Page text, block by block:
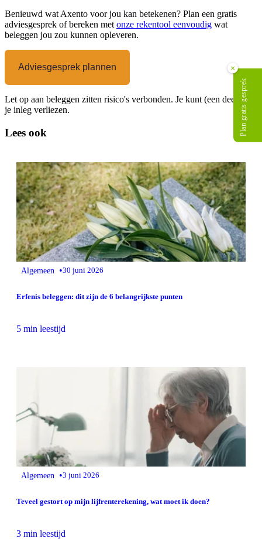
Benieuwd wat Axento voor jou kan betekenen? Plan een gratis
adviesgesprek of bereken met onze rekentool eenvoudig wat
beleggen jou zou kunnen opleveren.
Adviesgesprek plannen
Let op aan beleggen zitten risico's verbonden. Je kunt (een deel van)
je inleg verliezen.
Lees ook
Algemeen •30 juni 2026
Erfenis beleggen: dit zijn de 6 belangrijkste punten
5 min leestijd
Algemeen •3 juni 2026
Teveel gestort op mijn lijfrenterekening, wat moet ik doen?
3 min leestijd
×
Plan gratis gesprek